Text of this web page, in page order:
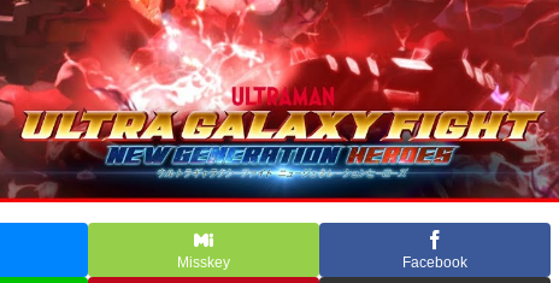
Misskey Facebook